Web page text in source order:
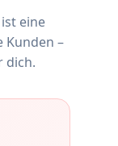
eine
Kunden –
dich.